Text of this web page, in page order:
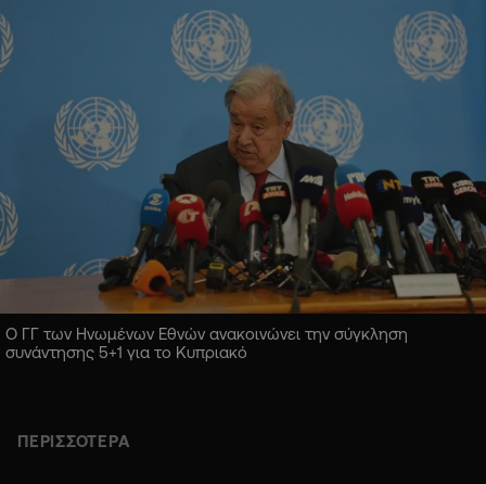
Ο ΓΓ των Ηνωμένων Εθνών ανακοινώνει την σύγκληση
συνάντησης 5+1 για το Κυπριακό
ΠΕΡΙΣΣΟΤΕΡΑ